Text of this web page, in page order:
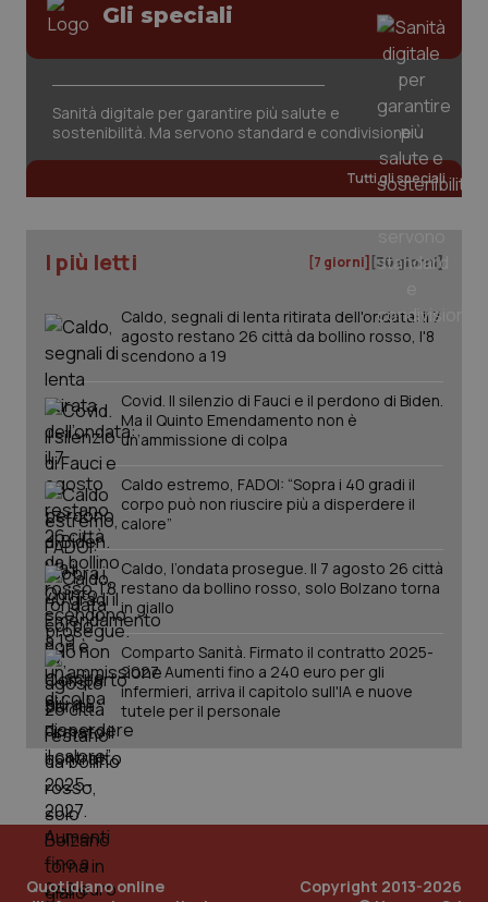
Gli speciali
Sanità digitale per garantire più salute e
sostenibilità. Ma servono standard e condivisione
Tutti gli speciali
I più letti [7 giorni] [30 giorni]
Caldo, segnali di lenta ritirata dell'ondata: il 7
agosto restano 26 città da bollino rosso, l'8
scendono a 19
Covid. Il silenzio di Fauci e il perdono di Biden.
Ma il Quinto Emendamento non è
un’ammissione di colpa
Caldo estremo, FADOI: “Sopra i 40 gradi il
corpo può non riuscire più a disperdere il
calore”
Caldo, l’ondata prosegue. Il 7 agosto 26 città
restano da bollino rosso, solo Bolzano torna
in giallo
Comparto Sanità. Firmato il contratto 2025-
2027. Aumenti fino a 240 euro per gli
infermieri, arriva il capitolo sull'IA e nuove
tutele per il personale
Quotidiano online
Copyright 2013-2026
session-id
_ga
Google LLC
.quotidianosanita.it
PHPSESSID
PHP.net
www.quotidianosanita.it